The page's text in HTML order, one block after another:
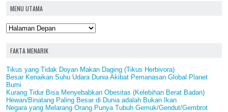
MENU UTAMA
FAKTA MENARIK
Tikus yang Tidak Doyan Makan Daging (Tikus Herbivora)
Besar Kenaikan Suhu Udara Dunia Akibat Pemanasan Global Planet
Bumi
Kurang Tidur Bisa Menyebabkan Obesitas (Kelebihan Berat Badan)
Hewan/Binatang Paling Besar di Dunia adalah Bukan Ikan
Negara yang Melarang Orang Punya Tubuh Gemuk/Gendut/Gembrot